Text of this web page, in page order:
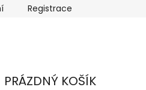
Podmínky ochrany
Registrace
PRÁZDNÝ KOŠÍK